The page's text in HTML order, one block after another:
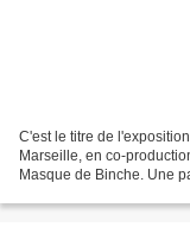
C'est le titre de
Marseille, en co-
Masque de Binche. Une